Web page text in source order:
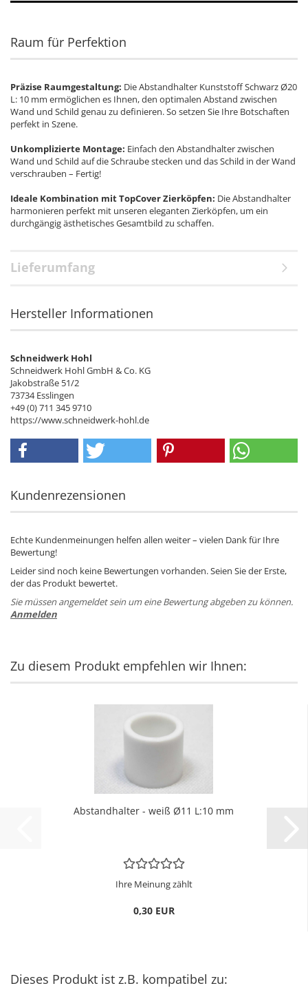
Raum für Perfektion
Präzise Raumgestaltung: Die Abstandhalter Kunststoff Schwarz Ø20
L: 10 mm ermöglichen es Ihnen, den optimalen Abstand zwischen
Wand und Schild genau zu definieren. So setzen Sie Ihre Botschaften
perfekt in Szene.
Unkomplizierte Montage: Einfach den Abstandhalter zwischen
Wand und Schild auf die Schraube stecken und das Schild in der Wand
verschrauben – Fertig!
Ideale Kombination mit TopCover Zierköpfen: Die Abstandhalter
harmonieren perfekt mit unseren eleganten Zierköpfen, um ein
durchgängig ästhetisches Gesamtbild zu schaffen.
Lieferumfang
Hersteller Informationen
Schneidwerk Hohl
Schneidwerk Hohl GmbH & Co. KG
Jakobstraße 51/2
73734 Esslingen
+49 (0) 711 345 9710
https://www.schneidwerk-hohl.de
Kundenrezensionen
Echte Kundenmeinungen helfen allen weiter – vielen Dank für Ihre
Bewertung!
Leider sind noch keine Bewertungen vorhanden. Seien Sie der Erste,
der das Produkt bewertet.
Sie müssen angemeldet sein um eine Bewertung abgeben zu können.
Anmelden
Zu diesem Produkt empfehlen wir Ihnen:
Ab­stand­hal­ter - weiß Ø11 L:10 mm
Ihre Meinung zählt
0,30 EUR
Dieses Produkt ist z.B. kompatibel zu: